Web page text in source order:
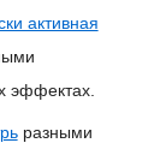
активная
эффектах.
разными